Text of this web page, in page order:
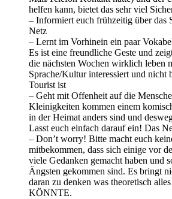
helfen kann, bietet das sehr viel
– Informiert euch frühzeitig über das
Netz
– Lernt im Vorhinein ein paar
Es ist eine freundliche Geste und
die nächsten Wochen wirklich leben
Sprache/Kultur interessiert und nicht
Tourist ist
– Geht mit Offenheit auf die
Kleinigkeiten kommen einem
in der Heimat anders sind und
Lasst euch einfach darauf ein! Das
– Don’t worry! Bitte macht euch
mitbekommen, dass sich einige vor
viele Gedanken gemacht haben und
Ängsten gekommen sind. Es bringt
daran zu denken was theoretisch
KÖNNTE.